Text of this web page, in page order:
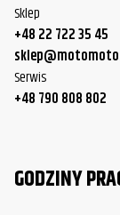
Sklep
+48 22 722 35 45
Serwis
+48 790 808 802
GODZINY